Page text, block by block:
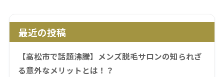
最近の投稿
【高松市で話題沸騰】メンズ脱毛サロンの知られざ
る意外なメリットとは！？